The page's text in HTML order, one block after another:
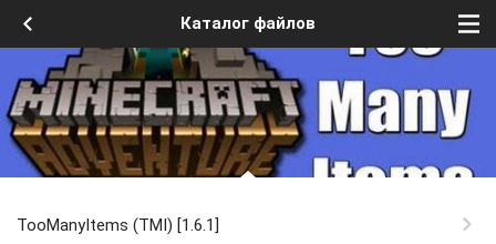
Каталог файлов
TooManyItems (TMI) [1.6.1]